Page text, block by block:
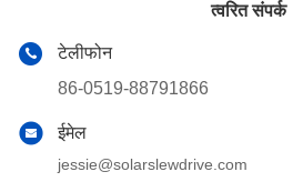
त्वरित संपर्क
टेलीफोन
86-0519-88791866
ईमेल
jessie@solarslewdrive.com